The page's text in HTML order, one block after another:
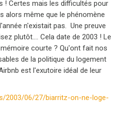
! Certes mais les difficultés pour
alors même que le phénomène
n'existait pas. Une preuve
plutôt.... Cela date de 2003 ! Le
courte ? Qu'ont fait nos
de la politique du logement
est l'exutoire idéal de leur
2003/06/27/biarritz-on-ne-loge-